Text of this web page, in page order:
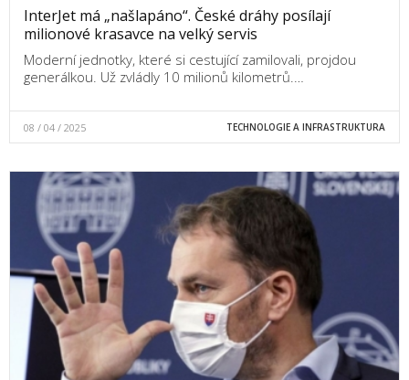
InterJet má „našlapáno“. České dráhy posílají
milionové krasavce na velký servis
Moderní jednotky, které si cestující zamilovali, projdou
generálkou. Už zvládly 10 milionů kilometrů.…
08 / 04 / 2025 TECHNOLOGIE A INFRASTRUKTURA